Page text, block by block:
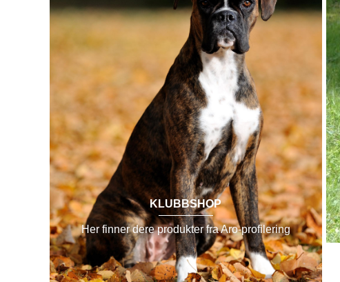
KLUBBSHOP
Her finner dere produkter fra Aro-profilering